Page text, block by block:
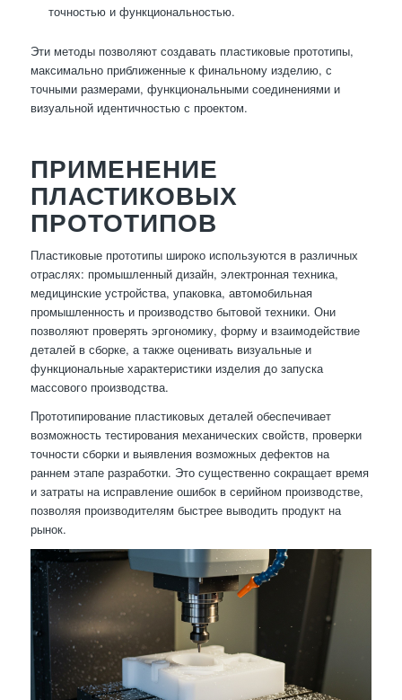
точностью и функциональностью.
Эти методы позволяют создавать пластиковые прототипы,
максимально приближенные к финальному изделию, с
точными размерами, функциональными соединениями и
визуальной идентичностью с проектом.
ПРИМЕНЕНИЕ
ПЛАСТИКОВЫХ
ПРОТОТИПОВ
Пластиковые прототипы широко используются в различных
отраслях: промышленный дизайн, электронная техника,
медицинские устройства, упаковка, автомобильная
промышленность и производство бытовой техники. Они
позволяют проверять эргономику, форму и взаимодействие
деталей в сборке, а также оценивать визуальные и
функциональные характеристики изделия до запуска
массового производства.
Прототипирование пластиковых деталей обеспечивает
возможность тестирования механических свойств, проверки
точности сборки и выявления возможных дефектов на
раннем этапе разработки. Это существенно сокращает время
и затраты на исправление ошибок в серийном производстве,
позволяя производителям быстрее выводить продукт на
рынок.